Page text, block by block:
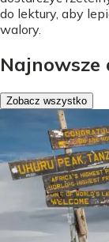
do lektury, aby
walory.
Najnowsze
Zobacz wszystko